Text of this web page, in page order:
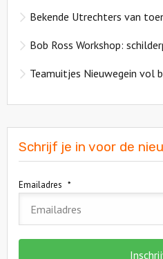
Bekende Utrechters van
Bob Ross Workshop:
Teamuitjes Nieuwegein vol
Schrijf je in voor de
Emailadres *